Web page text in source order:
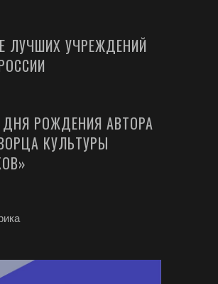
ЛУЧШИХ УЧРЕЖДЕНИЙ
ДНЯ РОЖДЕНИЯ АВТОРА
КУЛЬТУРЫ